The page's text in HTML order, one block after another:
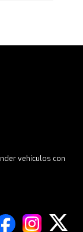
vehículos con